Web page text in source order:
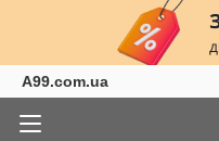
A99.com.ua